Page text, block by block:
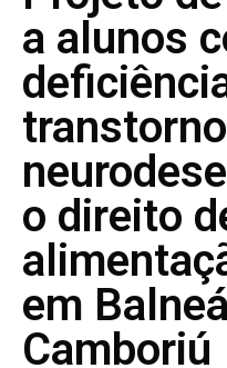
a alunos
o direito
em
Camboriú